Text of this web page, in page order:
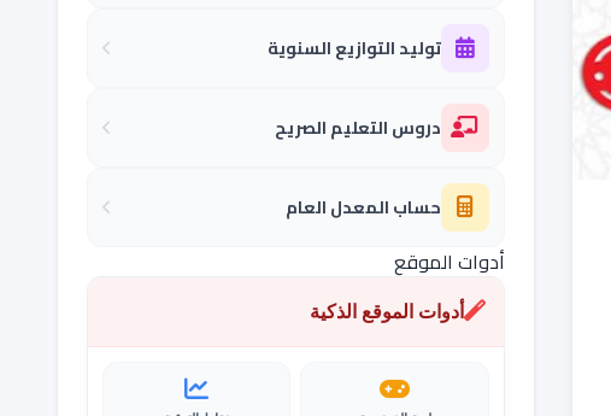
توليد التوازيع السنوية
دروس التعليم الصريح
حساب المعدل العام
أدوات الموقع
أدوات الموقع الذكية